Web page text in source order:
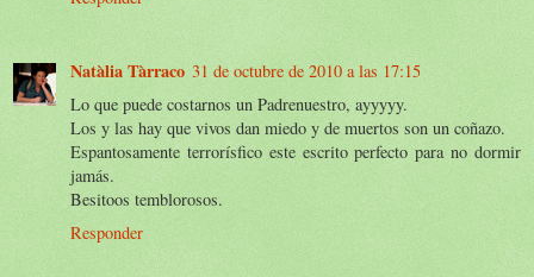
Natàlia Tàrraco 31 de octubre de 2010 a las 17:15
Lo que puede costarnos un Padrenuestro, ayyyyy.
Los y las hay que vivos dan miedo y de muertos son un coñazo.
Espantosamente terrorísfico este escrito perfecto para no dormir
jamás.
Besitoos temblorosos.
Responder